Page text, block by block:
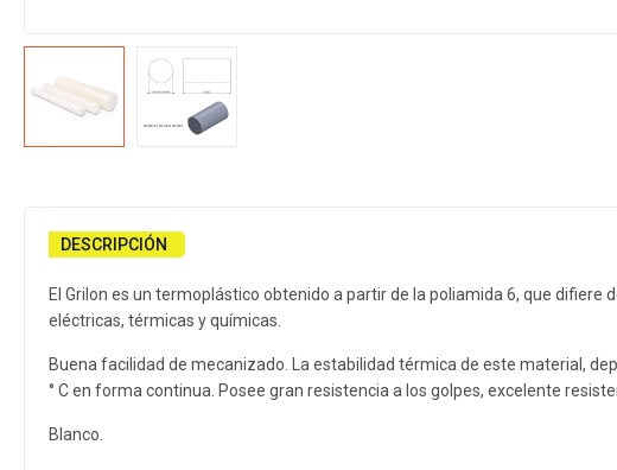
DESCRIPCIÓN
El Grilon es un termoplástico obtenido a partir de la poliamida 6, que
eléctricas, térmicas y químicas.
Buena facilidad de mecanizado. La estabilidad térmica de este material,
° C en forma continua. Posee gran resistencia a los golpes, excelente
Blanco.